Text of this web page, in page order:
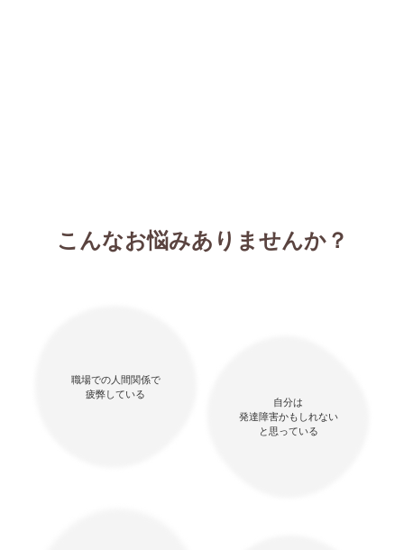
こんなお悩みありませんか？
職場での人間関係で
疲弊している
自分は
発達障害かもしれない
と思っている